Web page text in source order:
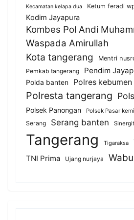
Kecamatan kelapa dua Ketum feradi
Kodim Jayapura
Kombes Pol Andi
Waspada Amirullah
Kota tangerang
Mentri
Pemkab tangerang
Pendim
Polda banten Polres kebumen
Polresta tangerang
Polsek Panongan Polsek Pasar
Serang Serang banten
Tangerang Tigaraksa
TNI Prima
Ujang nurjaya